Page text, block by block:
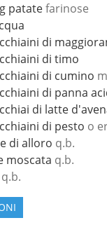
g patate farinose
di
di timo
di cumino
di panna
di latte
di pesto o
di alloro q.b.
moscata q.b.
q.b.